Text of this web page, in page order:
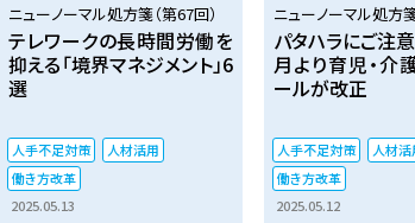
ニューノーマル処方箋（第67回）
テレワークの長時間労働を
抑える「境界マネジメント」6
選
人手不足対策
人材活用
働き方改革
2025.05.13
ニューノーマル処方
パタハラにご注
月より育児・介
ールが改正
人手不足対策
人材活
働き方改革
2025.05.12